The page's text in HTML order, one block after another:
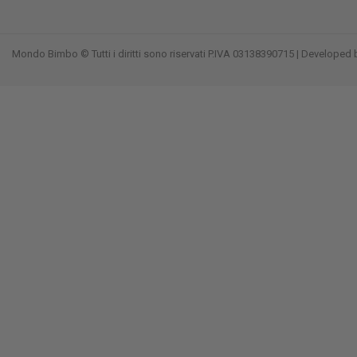
Mondo Bimbo © Tutti i diritti sono riservati P.IVA 03138390715 | Developed